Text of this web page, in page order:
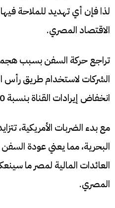
لذا فإن أي تهديد للملاحة
الاقتصاد المصري.
تراجع حركة السفن بسبب
الشركات لاستخدام طريق رأس
انخفاض إيرادات القناة بنسبة 60% في بعض الفترات.
مع بدء الضربات الأمريكية،
البحرية، مما يعني عودة السفن
العائدات المالية لمصر ما
المصري.